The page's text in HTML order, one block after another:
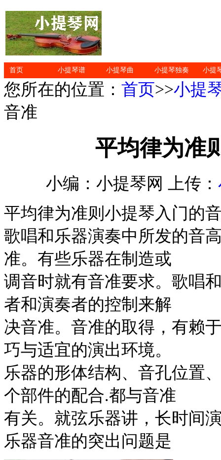
首页 小提琴谱 小提琴曲 小提琴独奏 小提
您所在的位置： 首页>>小提
音准
平均律为准
小编：小提琴网 上传：
平均律为准则小提琴入门的
歌唱和乐器演奏中所发的音
准。有些乐器在制造或
调音时就有音准要求。歌唱
者和演奏者的控制来解
决音准。音准的取得，有赖
巧与适宜的演出环境。
乐器的形体结构、音孔位置
个部件的配合.都与音准
有关。就弦乐器讲，长时间
乐器音准的突出问题是